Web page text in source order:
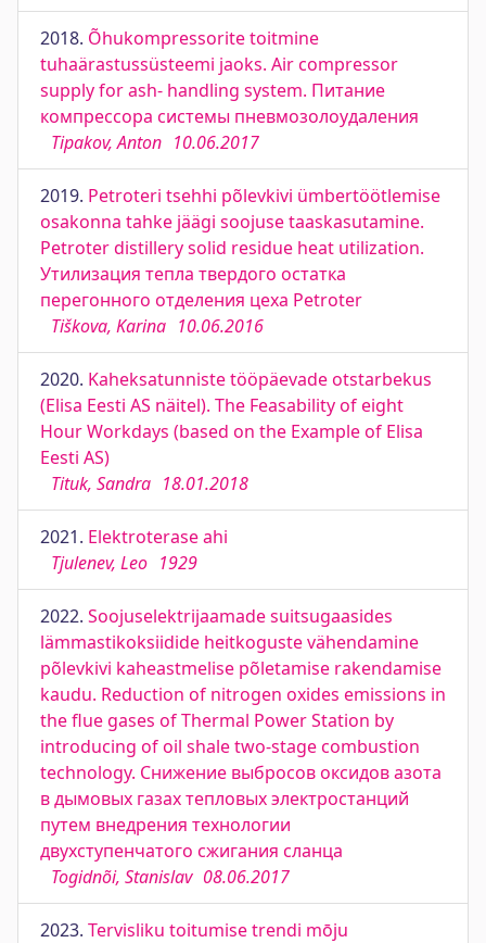
2018. Õhukompressorite toitmine
tuhaärastussüsteemi jaoks. Air compressor
supply for ash- handling system. Питание
компрессора системы пневмозолоудаления
Tipakov, Anton 10.06.2017
2019. Petroteri tsehhi põlevkivi ümbertöötlemise
osakonna tahke jäägi soojuse taaskasutamine.
Petroter distillery solid residue heat utilization.
Утилизация тепла твердого остатка
перегонного отделения цеха Petroter
Tiškova, Karina 10.06.2016
2020. Kaheksatunniste tööpäevade otstarbekus
(Elisa Eesti AS näitel). The Feasability of eight
Hour Workdays (based on the Example of Elisa
Eesti AS)
Tituk, Sandra 18.01.2018
2021. Elektroterase ahi
Tjulenev, Leo 1929
2022. Soojuselektrijaamade suitsugaasides
lämmastikoksiidide heitkoguste vähendamine
põlevkivi kaheastmelise põletamise rakendamise
kaudu. Reduction of nitrogen oxides emissions in
the flue gases of Thermal Power Station by
introducing of oil shale two-stage combustion
technology. Снижение выбросов оксидов азота
в дымовых газах тепловых электростанций
путем внедрения технологии
двухступенчатого сжигания сланца
Togidnõi, Stanislav 08.06.2017
2023. Tervisliku toitumise trendi mōju